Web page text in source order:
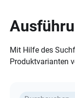
Mit Hilfe des
Produktvarianten